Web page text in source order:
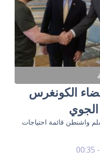
الكونغرس
الجوي
واشنطن قائمة احتياجات